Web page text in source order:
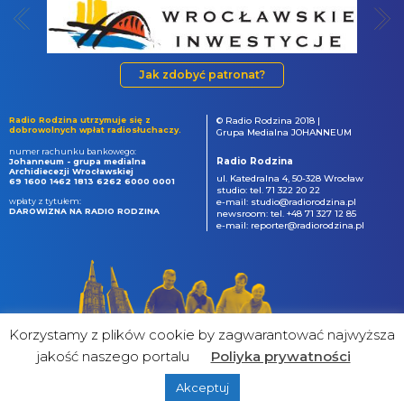
Jak zdobyć patronat?
Radio Rodzina utrzymuje się z
dobrowolnych wpłat radiosłuchaczy.
numer rachunku bankowego:
Johanneum - grupa medialna
Archidiecezji Wrocławskiej
69 1600 1462 1813 6262 6000 0001
wpłaty z tytułem:
DAROWIZNA NA RADIO RODZINA
© Radio Rodzina 2018 |
Grupa Medialna JOHANNEUM
Radio Rodzina
ul. Katedralna 4, 50-328 Wrocław
studio: tel. 71 322 20 22
e-mail: studio@radiorodzina.pl
newsroom: tel. +48 71 327 12 85
e-mail: reporter@radiorodzina.pl
&
Korzystamy z plików cookie by zagwarantować najwyższa
jakość naszego portalu
Poliyka prywatności
Akceptuj